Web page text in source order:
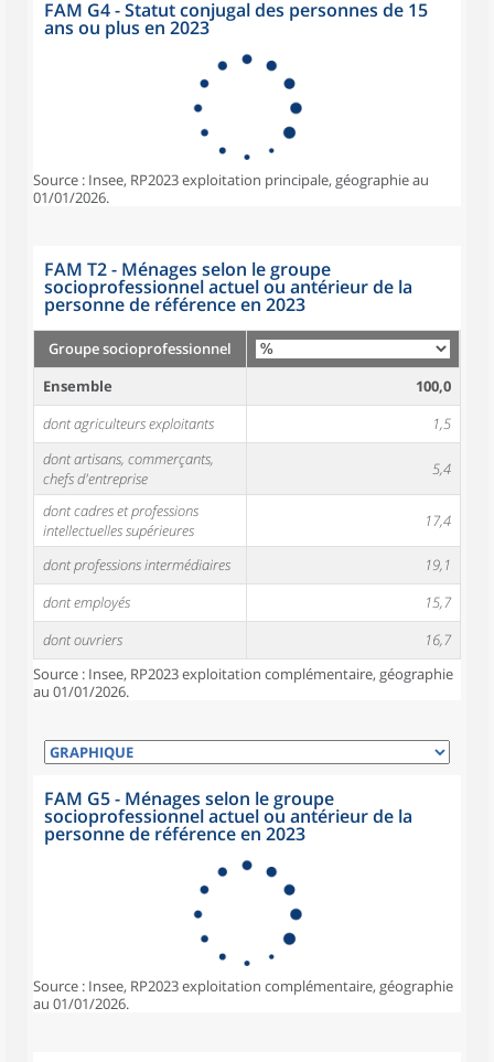
FAM G4 - Statut conjugal des personnes de 15
ans ou plus en 2023
Source : Insee, RP2023 exploitation principale, géographie au
01/01/2026.
FAM T2 - Ménages selon le groupe
socioprofessionnel actuel ou antérieur de la
personne de référence en 2023
Groupe socioprofessionnel
Ensemble
100,0
dont agriculteurs exploitants
1,5
dont artisans, commerçants,
chefs d'entreprise
5,4
dont cadres et professions
intellectuelles supérieures
17,4
dont professions intermédiaires
19,1
dont employés
15,7
dont ouvriers
16,7
Source : Insee, RP2023 exploitation complémentaire, géographie
au 01/01/2026.
FAM G5 - Ménages selon le groupe
socioprofessionnel actuel ou antérieur de la
personne de référence en 2023
Source : Insee, RP2023 exploitation complémentaire, géographie
au 01/01/2026.